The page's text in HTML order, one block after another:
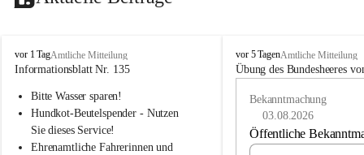
B
u
h
vor 1 TagAmtliche Mitteilung
Informationsblatt Nr. 135
Bitte Wasser sparen!
Hundkot-Beutelspender - Nutzen
Sie dieses Service!
Ehrenamtliche Fahrerinnen und
B
u
vor 5 TagenAmtliche Mitteilung
Übung des Bundesheeres
Bekanntmachung
03.08.2026
Öffentliche